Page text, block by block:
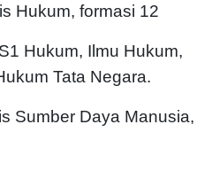
Hukum, formasi 12
Hukum, Ilmu Hukum,
Tata Negara.
Sumber Daya Manusia,